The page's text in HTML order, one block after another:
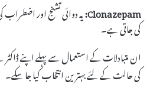
Clonazepam:یہ دوائی تشنج اور
کی جاتی ہے۔
ان متبادلات کے استعمال سے پہلے اپنے
کی حالت کے لئے بہترین انتخاب کیا جا سکے۔